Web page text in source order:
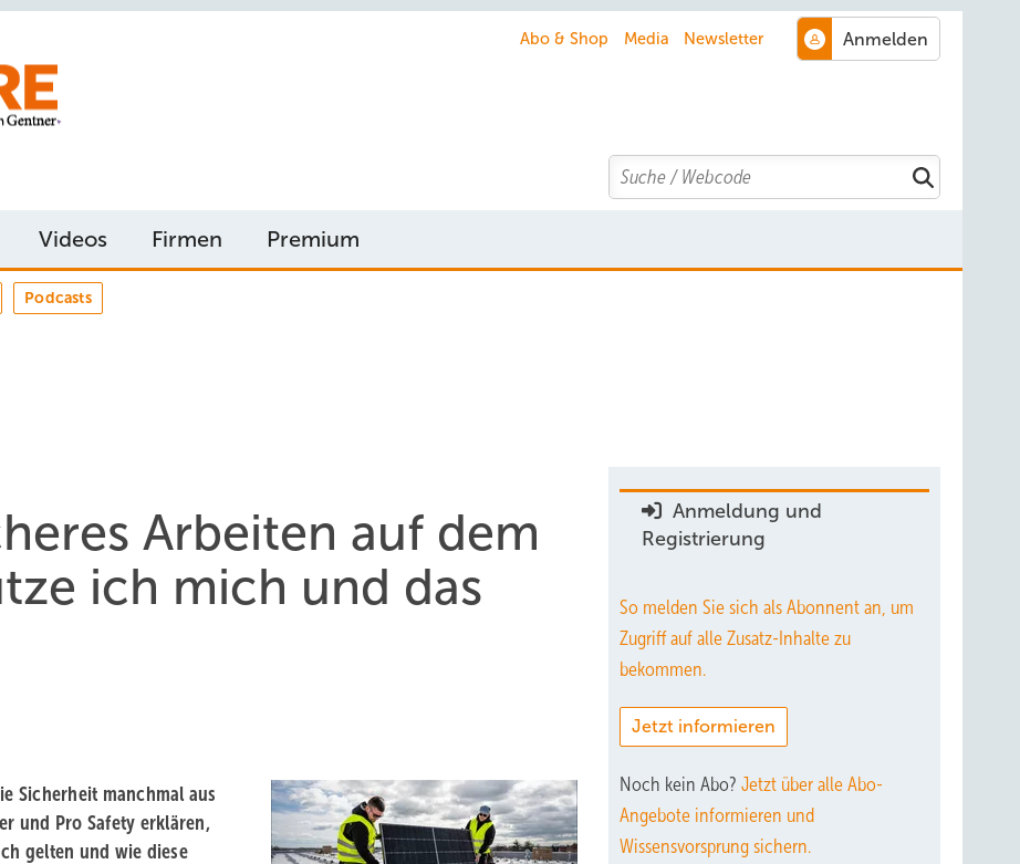
Abo & Shop Media Newsletter
Search
Videos Firmen Premium
Podcasts
Arbeiten auf dem
ich mich und das
Sicherheit manchmal aus
und Pro Safety erklären,
gelten und wie diese
Anmeldung und
Registrierung
So melden Sie sich als Abonnent an, um
Zugriff auf alle Zusatz-Inhalte zu
bekommen.
Jetzt informieren
Noch kein Abo? Jetzt über alle Abo-
Angebote informieren und
Wissensvorsprung sichern.